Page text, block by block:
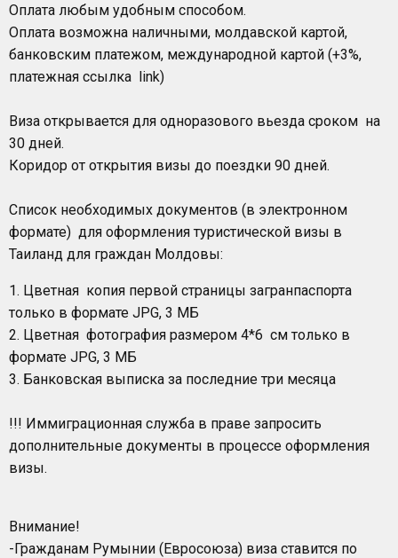
Оплата любым удобным способом.
Оплата возможна наличными, молдавской картой,
банковским платежом, международной картой (+3%,
платежная ссылка link)
Виза открывается для одноразового вьезда сроком на
30 дней.
Коридор от открытия визы до поездки 90 дней.
Список необходимых документов (в электронном
формате) для оформления туристической визы в
Таиланд для граждан Молдовы:
1. Цветная копия первой страницы загранпаспорта
только в формате JPG, 3 МБ
2. Цветная фотография размером 4*6 см только в
формате JPG, 3 МБ
3. Банковская выписка за последние три месяца
!!! Иммиграционная служба в праве запросить
дополнительные документы в процессе оформления
визы.
Внимание!
-Гражданам Румынии (Евросоюза) виза ставится по